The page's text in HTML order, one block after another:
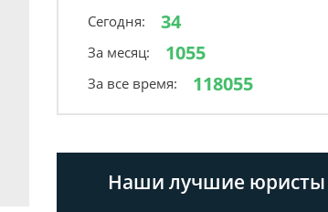
Сегодня: 34
За месяц: 1055
За все время: 118055
Наши лучшие юристы